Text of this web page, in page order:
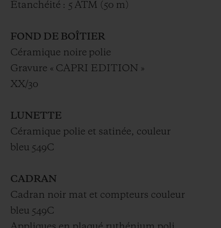
Étanchéité : 5 ATM (50 m)
FOND DE BOÎTIER
Céramique noire polie
Gravure « CAPRI EDITION »
XX/30
LUNETTE
Céramique polie et satinée, couleur
bleu 549C
CADRAN
Cadran noir mat et compteurs couleur
bleu 549C